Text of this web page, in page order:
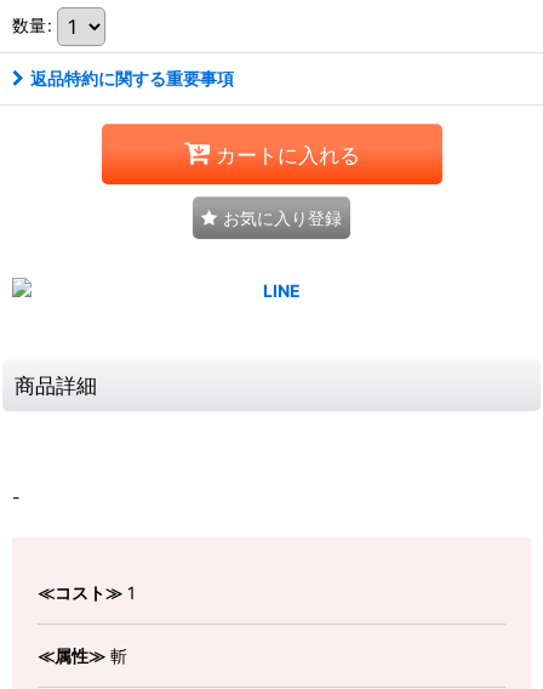
数量:
返品特約に関する重要事項
カートに入れる
お気に入り登録
商品詳細
-
≪コスト≫ 1
≪属性≫ 斬